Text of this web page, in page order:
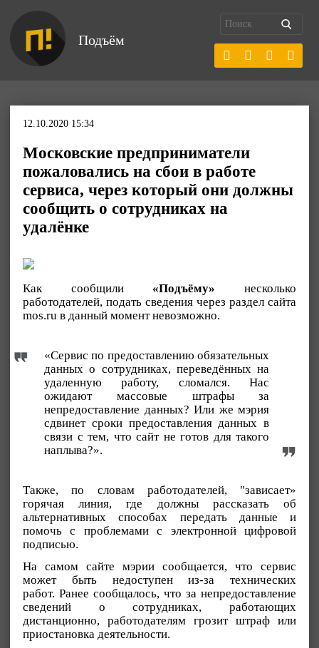
Подъём
12.10.2020 15:34
Московские предприниматели
пожаловались на сбои в работе
сервиса, через который они должны
сообщить о сотрудниках на
удалёнке
Как сообщили «Подъёму» несколько
работодателей, подать сведения через раздел сайта
mos.ru в данный момент невозможно.
«Сервис по предоставлению обязательных
данных о сотрудниках, переведённых на
удаленную работу, сломался. Нас
ожидают массовые штрафы за
непредоставление данных? Или же мэрия
сдвинет сроки предоставления данных в
связи с тем, что сайт не готов для такого
наплыва?».
Также, по словам работодателей, "зависает»
горячая линия, где должны рассказать об
альтернативных способах передать данные и
помочь с проблемами с электронной цифровой
подписью.
На самом сайте мэрии сообщается, что сервис
может быть недоступен из-за технических
работ. Ранее сообщалось, что за непредоставление
сведений о сотрудниках, работающих
дистанционно, работодателям грозит штраф или
приостановка деятельности.